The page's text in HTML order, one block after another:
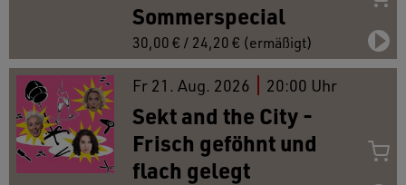
Sommerspecial
30,00 € / 24,20 € (ermäßigt)
Fr 21. Aug. 2026 20:00 Uhr
Sekt and the City -
Frisch geföhnt und
flach gelegt